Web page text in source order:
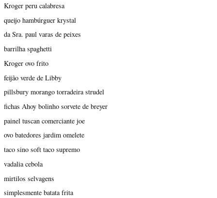
Kroger peru calabresa
queijo hambúrguer krystal
da Sra. paul varas de peixes
barrilha spaghetti
Kroger ovo frito
feijão verde de Libby
pillsbury morango torradeira strudel
fichas Ahoy bolinho sorvete de breyer
painel tuscan comerciante joe
ovo batedores jardim omelete
taco sino soft taco supremo
vadalia cebola
mirtilos selvagens
simplesmente batata frita